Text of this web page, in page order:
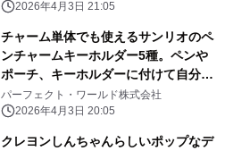
2026年4月3日 21:05
チャーム単体でも使えるサンリオのペ
ンチャームキーホルダー5種。ペンや
ポーチ、キーホルダーに付けて自分だ
けのアレンジしよう
パーフェクト・ワールド株式会社
2026年4月3日 20:05
クレヨンしんちゃんらしいポップなデ